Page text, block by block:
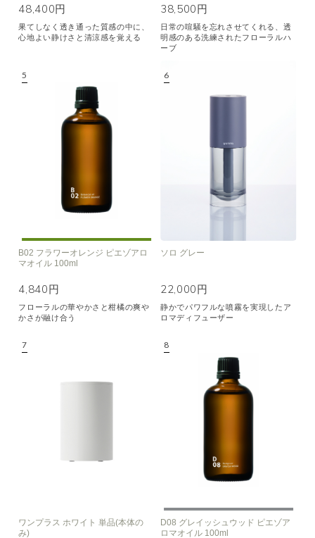
48,400円
果てしなく透き通った質感の中に、
心地よい静けさと清涼感を覚える
38,500円
日常の喧騒を忘れさせてくれる、透
明感のある洗練されたフローラルハ
ーブ
B02 フラワーオレンジ ピエゾアロ
マオイル 100ml
4,840円
フローラルの華やかさと柑橘の爽や
かさが融け合う
ソロ グレー
22,000円
静かでパワフルな噴霧を実現したア
ロマディフューザー
ワンプラス ホワイト 単品(本体の
み)
D08 グレイッシュウッド ピエゾア
ロマオイル 100ml